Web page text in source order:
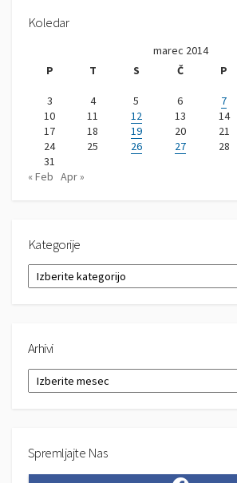
Koledar
marec 2014
P
T S Č P
3
4 5 6 7
10
11 12 13 14
17
18 19 20 21
24
25 26 27 28
31
« Feb Apr »
Kategorije
a
o
j
Arhivi
r
iSpremljajte Nas